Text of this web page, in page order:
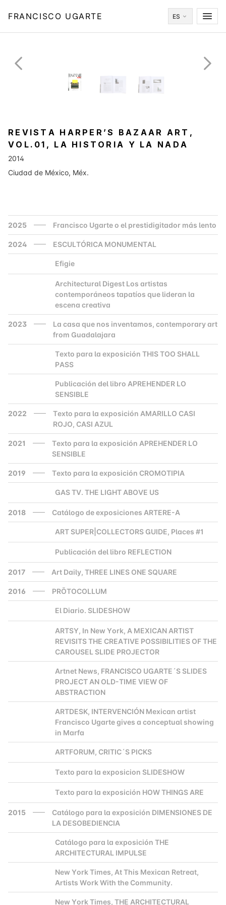
FRANCISCO UGARTE ES
2025 Francisco Ugarte o el prestidigitador más lento
2024 ESCULTÓRICA MONUMENTAL
Efigie
Architectural Digest Los artistas
contemporáneos tapatíos que lideran la
escena creativa
2023
La casa que nos inventamos, contemporary art
from Guadalajara
Texto para la exposición THIS TOO SHALL
PASS
Publicación del libro APREHENDER LO
SENSIBLE
2022
Texto para la exposición AMARILLO CASI
ROJO, CASI AZUL
2021
Texto para la exposición APREHENDER LO
SENSIBLE
2019 Texto para la exposición CROMOTIPIA
GAS TV. THE LIGHT ABOVE US
2018 Catálogo de exposiciones ARTERE-A
ART SUPER|COLLECTORS GUIDE, Places #1
Publicación del libro REFLECTION
2017 Art Daily, THREE LINES ONE SQUARE
2016 PRŌTOCOLLUM
El Diario. SLIDESHOW
ARTSY, In New York, A MEXICAN ARTIST
REVISITS THE CREATIVE POSSIBILITIES OF THE
CAROUSEL SLIDE PROJECTOR
Artnet News, FRANCISCO UGARTE´S SLIDES
PROJECT AN OLD-TIME VIEW OF
ABSTRACTION
ARTDESK, INTERVENCIÓN Mexican artist
Francisco Ugarte gives a conceptual showing
in Marfa
ARTFORUM, CRITIC´S PICKS
Texto para la exposicion SLIDESHOW
Texto para la exposición HOW THINGS ARE
2015
Catálogo para la exposición DIMENSIONES DE
LA DESOBEDIENCIA
Catálogo para la exposición THE
ARCHITECTURAL IMPULSE
New York Times, At This Mexican Retreat,
Artists Work With the Community.
New York Times, THE ARCHITECTURAL
REVISTA HARPER’S BAZAAR ART,
VOL.01, LA HISTORIA Y LA NADA
2014
Ciudad de México, Méx.